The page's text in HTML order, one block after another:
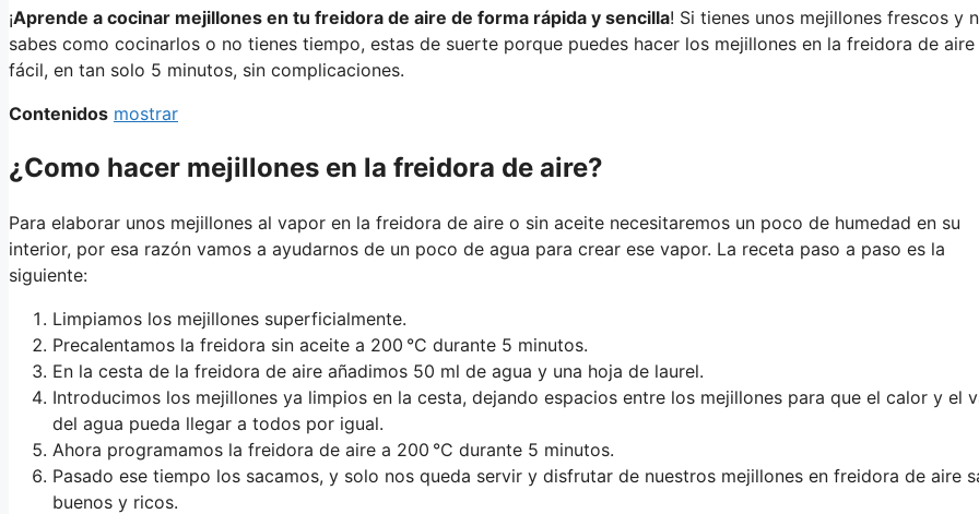
¡Aprende a cocinar mejillones en tu freidora de aire de forma rápida y sencilla! Si tienes unos mejillones frescos y
sabes como cocinarlos o no tienes tiempo, estas de suerte porque puedes hacer los mejillones en la freidora de aire
fácil, en tan solo 5 minutos, sin complicaciones.
Contenidos mostrar
¿Como hacer mejillones en la freidora de aire?
Para elaborar unos mejillones al vapor en la freidora de aire o sin aceite necesitaremos un poco de humedad en su
interior, por esa razón vamos a ayudarnos de un poco de agua para crear ese vapor. La receta paso a paso es la
siguiente:
Limpiamos los mejillones superficialmente.
Precalentamos la freidora sin aceite a 200 °C durante 5 minutos.
En la cesta de la freidora de aire añadimos 50 ml de agua y una hoja de laurel.
Introducimos los mejillones ya limpios en la cesta, dejando espacios entre los mejillones para que el calor y el
del agua pueda llegar a todos por igual.
Ahora programamos la freidora de aire a 200 °C durante 5 minutos.
Pasado ese tiempo los sacamos, y solo nos queda servir y disfrutar de nuestros mejillones en freidora de aire
buenos y ricos.